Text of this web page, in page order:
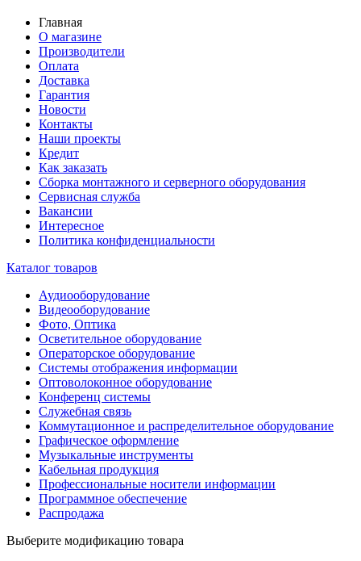
Главная
О магазине
Производители
Оплата
Доставка
Гарантия
Новости
Контакты
Наши проекты
Кредит
Как заказать
Сборка монтажного и серверного оборудования
Сервисная служба
Вакансии
Интересное
Политика конфиденциальности
Каталог товаров
Аудиооборудование
Видеооборудование
Фото, Оптика
Осветительное оборудование
Операторское оборудование
Системы отображения информации
Оптоволоконное оборудование
Конференц системы
Служебная связь
Коммутационное и распределительное оборудование
Графическое оформление
Музыкальные инструменты
Кабельная продукция
Профессиональные носители информации
Программное обеспечение
Распродажа
Выберите модификацию товара